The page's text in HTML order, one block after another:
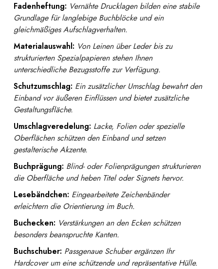
Fadenheftung: Vernähte Drucklagen bilden eine stabile
Grundlage für langlebige Buchblöcke und ein
gleichmäßiges Aufschlagverhalten.
Materialauswahl: Von Leinen über Leder bis zu
strukturierten Spezialpapieren stehen Ihnen
unterschiedliche Bezugsstoffe zur Verfügung.
Schutzumschlag: Ein zusätzlicher Umschlag bewahrt den
Einband vor äußeren Einflüssen und bietet zusätzliche
Gestaltungsfläche.
Umschlagveredelung: Lacke, Folien oder spezielle
Oberflächen schützen den Einband und setzen
gestalterische Akzente.
Buchprägung: Blind- oder Folienprägungen strukturieren
die Oberfläche und heben Titel oder Signets hervor.
Lesebändchen: Eingearbeitete Zeichenbänder
erleichtern die Orientierung im Buch.
Buchecken: Verstärkungen an den Ecken schützen
besonders beanspruchte Kanten.
Buchschuber: Passgenaue Schuber ergänzen Ihr
Hardcover um eine schützende und repräsentative Hülle.